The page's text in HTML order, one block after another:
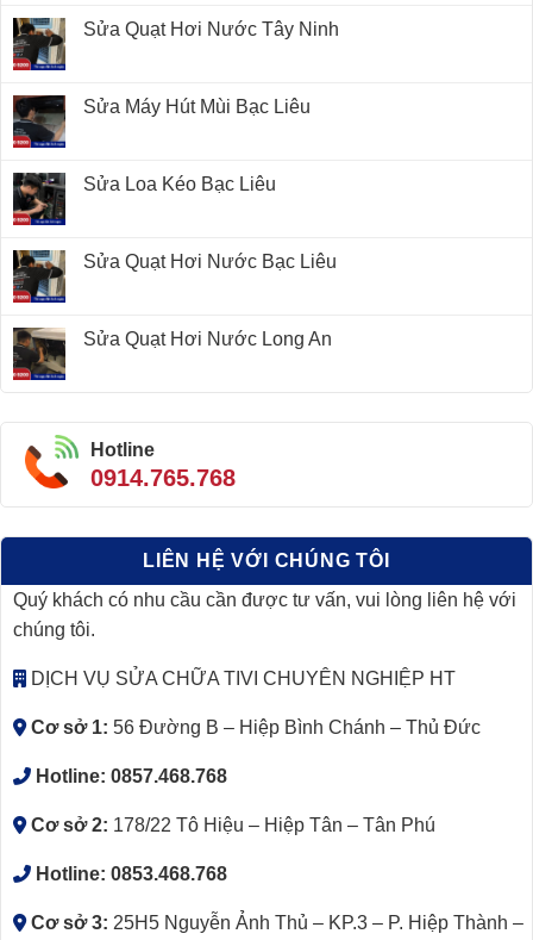
Sửa Quạt Hơi Nước Tây Ninh
Sửa Máy Hút Mùi Bạc Liêu
Sửa Loa Kéo Bạc Liêu
Sửa Quạt Hơi Nước Bạc Liêu
Sửa Quạt Hơi Nước Long An
Hotline
0914.765.768
LIÊN HỆ VỚI CHÚNG TÔI
Quý khách có nhu cầu cần được tư vấn, vui lòng liên hệ với
chúng tôi.
DỊCH VỤ SỬA CHỮA TIVI CHUYÊN NGHIỆP HT
Cơ sở 1: 56 Đường B – Hiệp Bình Chánh – Thủ Đức
Hotline: 0857.468.768
Cơ sở 2: 178/22 Tô Hiệu – Hiệp Tân – Tân Phú
Hotline: 0853.468.768
Cơ sở 3: 25H5 Nguyễn Ảnh Thủ – KP.3 – P. Hiệp Thành –